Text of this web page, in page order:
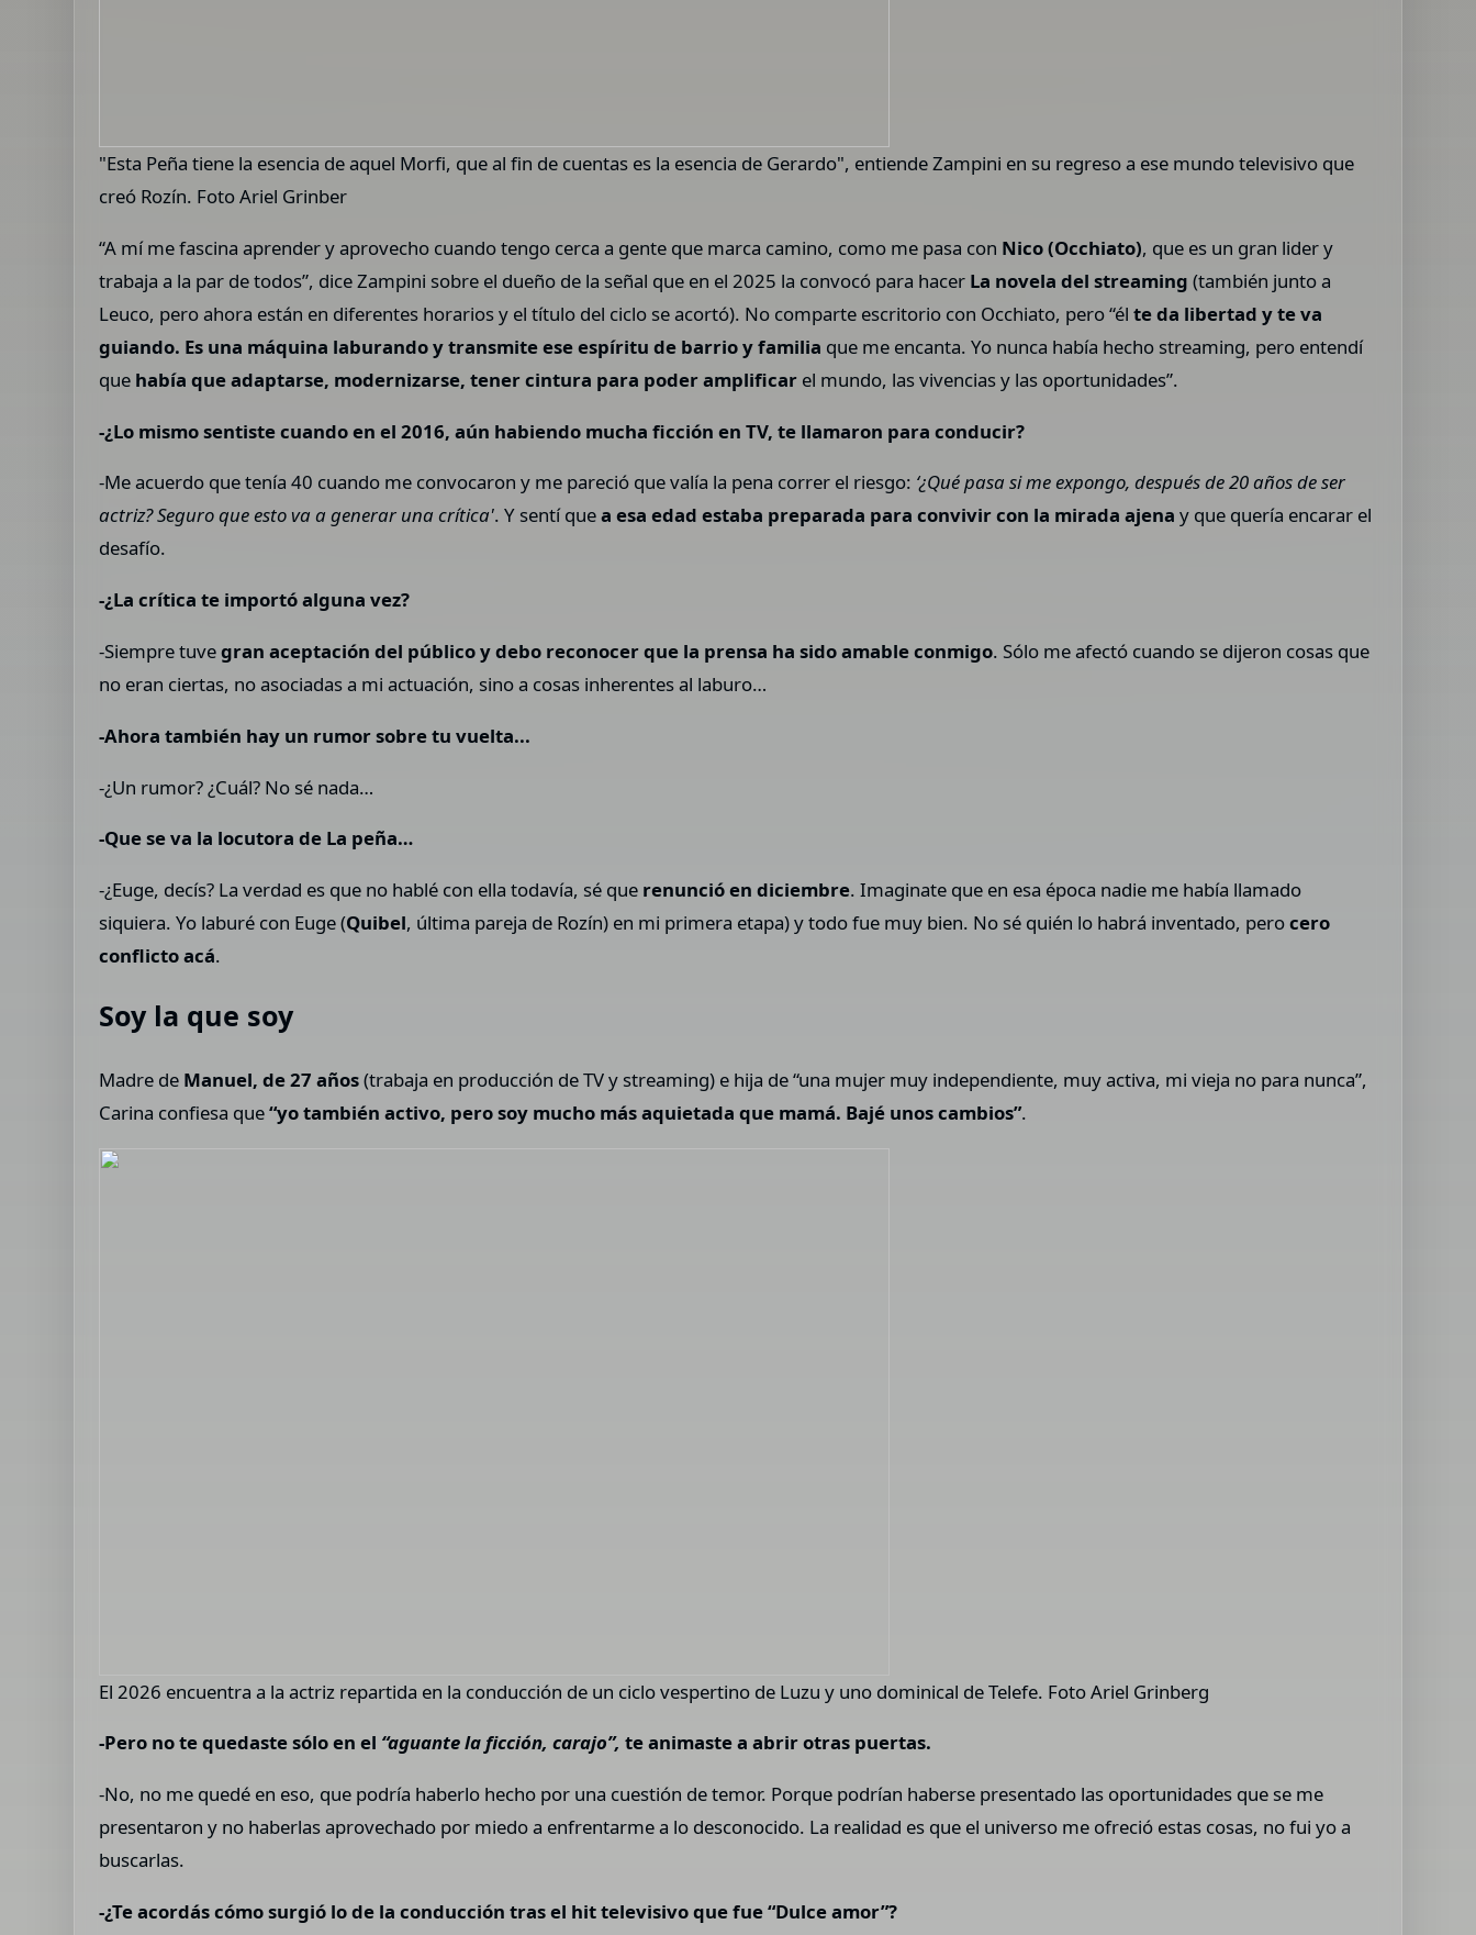
"Esta Peña tiene la esencia de aquel Morfi, que al fin de cuentas es la esencia de Gerardo", entiende Zampini en su regreso a ese mundo televisivo que
creó Rozín. Foto Ariel Grinber
“A mí me fascina aprender y aprovecho cuando tengo cerca a gente que marca camino, como me pasa con Nico (Occhiato), que es un gran lider y
trabaja a la par de todos”, dice Zampini sobre el dueño de la señal que en el 2025 la convocó para hacer La novela del streaming(también junto a
Leuco, pero ahora están en diferentes horarios y el título del ciclo se acortó). No comparte escritorio con Occhiato, pero “élte da libertad y te va
guiando. Es una máquina laburando y transmite ese espíritu de barrio y familia que me encanta. Yo nunca había hecho streaming, pero entendí
que había que adaptarse, modernizarse, tener cintura para poder amplificar el mundo, las vivencias y las oportunidades”.
-¿Lo mismo sentiste cuando en el 2016, aún habiendo mucha ficción en TV, te llamaron para conducir?
-Me acuerdo que tenía 40 cuando me convocaron y me pareció que valía la pena correr el riesgo: ‘¿Qué pasa si me expongo, después de 20 años de ser
actriz? Seguro que esto va a generar una crítica'. Y sentí quea esa edad estaba preparada para convivir con la mirada ajena y que quería encarar el
desafío.
-¿La crítica te importó alguna vez?
-Siempre tuvegran aceptación del público y debo reconocer que la prensa ha sido amable conmigo. Sólo me afectó cuando se dijeron cosas que
no eran ciertas, no asociadas a mi actuación, sino a cosas inherentes al laburo…
-Ahora también hay un rumor sobre tu vuelta...
-¿Un rumor? ¿Cuál? No sé nada…
-Que se va la locutora de La peña…
-¿Euge, decís? La verdad es que no hablé con ella todavía, sé que renunció en diciembre. Imaginate que en esa época nadie me había llamado
siquiera. Yo laburé con Euge (Quibel, última pareja de Rozín) en mi primera etapa) y todo fue muy bien. No sé quién lo habrá inventado, perocero
conflicto acá.
Soy la que soy
Madre de Manuel, de 27 años(trabaja en producción de TV y streaming) e hija de “una mujer muy independiente, muy activa, mi vieja no para nunca”,
Carina confiesa que“yo también activo, pero soy mucho más aquietada que mamá. Bajé unos cambios”.
El 2026 encuentra a la actriz repartida en la conducción de un ciclo vespertino de Luzu y uno dominical de Telefe. Foto Ariel Grinberg
-Pero no te quedaste sólo en el “aguante la ficción, carajo”, te animaste a abrir otras puertas.
-No, no me quedé en eso, que podría haberlo hecho por una cuestión de temor. Porque podrían haberse presentado las oportunidades que se me
presentaron y no haberlas aprovechado por miedo a enfrentarme a lo desconocido. La realidad es que el universo me ofreció estas cosas, no fui yo a
buscarlas.
-¿Te acordás cómo surgió lo de la conducción tras el hit televisivo que fue “Dulce amor”?